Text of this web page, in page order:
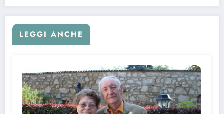
LEGGI ANCHE